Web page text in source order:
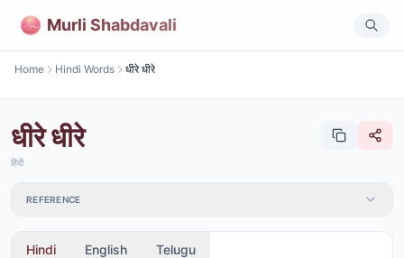
Murli Shabdavali
Home Hindi Words धीरे धीरे
धीरे धीरे
हिंदी
REFERENCE
Hindi English Telugu